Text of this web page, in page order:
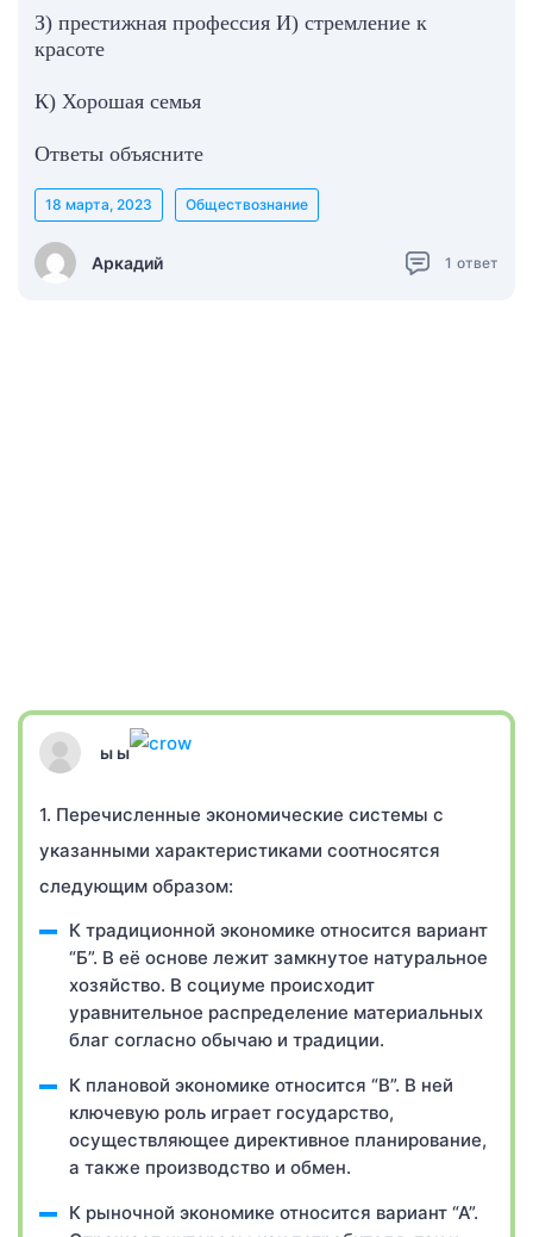
З) престижная профессия И) стремление к
красоте
К) Хорошая семья
Ответы объясните
Аркадий
18 марта, 2023 Обществознание
1 ответ
ы ы
1. Перечисленные экономические системы с
указанными характеристиками соотносятся
следующим образом:
К традиционной экономике относится вариант
“Б”. В её основе лежит замкнутое натуральное
хозяйство. В социуме происходит
уравнительное распределение материальных
благ согласно обычаю и традиции.
К плановой экономике относится “В”. В ней
ключевую роль играет государство,
осуществляющее директивное планирование,
а также производство и обмен.
К рыночной экономике относится вариант “А”.